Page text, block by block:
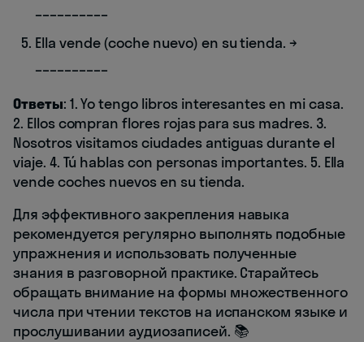
Ella vende (coche nuevo) en su tienda. →
Ответы: 1. Yo tengo libros interesantes en mi casa.
2. Ellos compran flores rojas para sus madres. 3.
Nosotros visitamos ciudades antiguas durante el
viaje. 4. Tú hablas con personas importantes. 5. Ella
vende coches nuevos en su tienda.
Для эффективного закрепления навыка
рекомендуется регулярно выполнять подобные
упражнения и использовать полученные
знания в разговорной практике. Старайтесь
обращать внимание на формы множественного
числа при чтении текстов на испанском языке и
прослушивании аудиозаписей. 📚